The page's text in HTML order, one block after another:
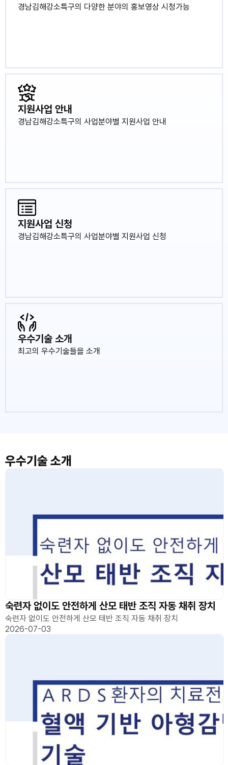
경남김해강소특구의 다양한 분야의 홍보영상 시청가능
지원사업 안내
경남김해강소특구의 사업분야별 지원사업 안내
지원사업 신청
경남김해강소특구의 사업분야별 지원사업 신청
우수기술 소개
최고의 우수기술들을 소개
우수기술 소개
숙련자 없이도 안전하게 산모 태반 조직 자동 채취 장치
숙련자 없이도 안전하게 산모 태반 조직 자동 채취 장치
2026-07-03